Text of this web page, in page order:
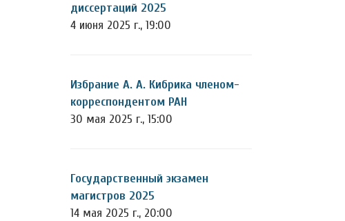
диссертаций 2025
4 июня 2025 г., 19:00
Избрание А. А. Кибрика членом-
корреспондентом РАН
30 мая 2025 г., 15:00
Государственный экзамен
магистров 2025
14 мая 2025 г., 20:00